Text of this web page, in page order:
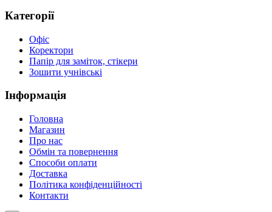
Категорії
Офіс
Коректори
Папір для заміток, стікери
Зошити учнівські
Інформація
Головна
Магазин
Про нас
Обмін та повернення
Способи оплати
Доставка
Політика конфіденційності
Контакти